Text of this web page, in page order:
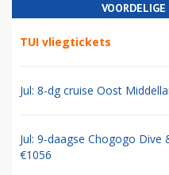
TUI vliegtickets
Jul: 8-dg cruise Oost
Jul: 9-daagse Chogogo Dive
€1056